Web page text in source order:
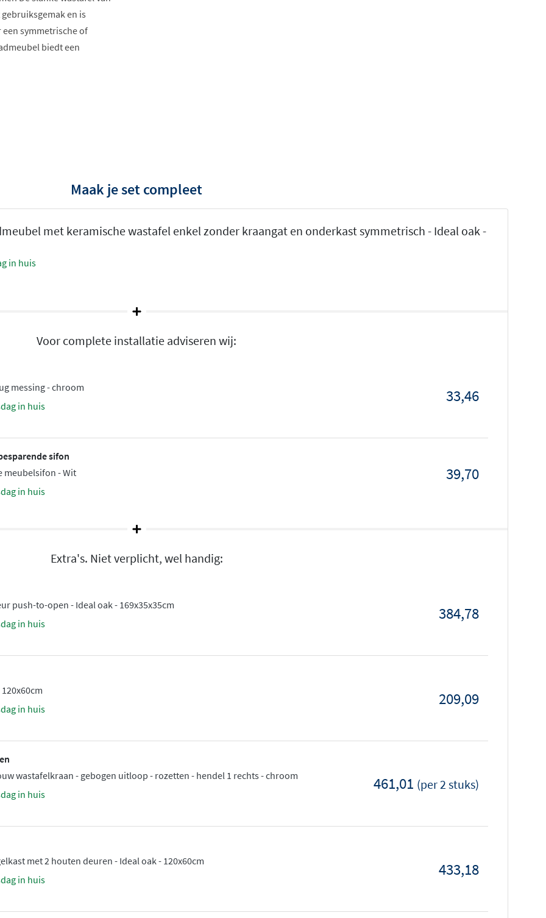
en is
een symmetrische of
biedt een
een ruim aanbod aan
of cabana oak, elk
het geheel een
ladesysteem
de 4-lades variant extra
look geeft.
dagelijks gebruik.
uit de Proline
oplossing. Of je
wastafel, alles is
Maak je set compleet
met keramische wastafel enkel zonder kraangat en onderkast symmetrisch - Ideal oak -
in huis
Voor complete installatie adviseren wij:
messing - chroom
in huis
33,46
sifon
meubelsifon - Wit
in huis
39,70
Extra's. Niet verplicht, wel handig:
push-to-open - Ideal oak - 169x35x35cm
in huis
384,78
in huis
209,09
wastafelkraan - gebogen uitloop - rozetten - hendel 1 rechts - chroom
in huis
461,01 (per 2 stuks)
met 2 houten deuren - Ideal oak - 120x60cm
in huis
433,18